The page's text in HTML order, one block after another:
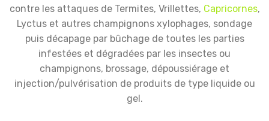
contre les attaques de Termites, Vrillettes, Capricornes,
Lyctus et autres champignons xylophages, sondage
puis décapage par bûchage de toutes les parties
infestées et dégradées par les insectes ou
champignons, brossage, dépoussiérage et
injection/pulvérisation de produits de type liquide ou
gel.